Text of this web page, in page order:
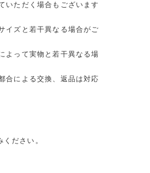
いただく場合もございます
イズと若干異なる場合がご
よって実物と若干異なる場
合による交換、返品は対応
ださい。